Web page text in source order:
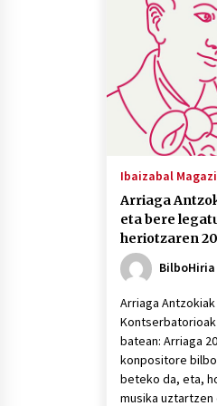
Ibaizabal
Arriaga
eta bere
heriotzaren
BilboHiria
Arriaga
batean: Arriaga
konpositore
beteko da, eta,
musika